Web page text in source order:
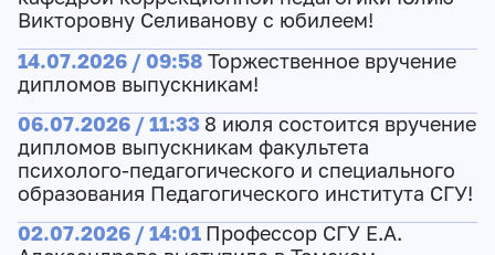
Викторовну Селиванову с юбилеем!
14.07.2026 / 09:58 Торжественное вручение
дипломов выпускникам!
06.07.2026 / 11:33 8 июля состоится вручение
дипломов выпускникам факультета
психолого-педагогического и специального
образования Педагогического института СГУ!
02.07.2026 / 14:01 Профессор СГУ Е.А.